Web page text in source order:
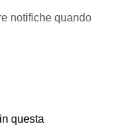
notifiche quando
questa